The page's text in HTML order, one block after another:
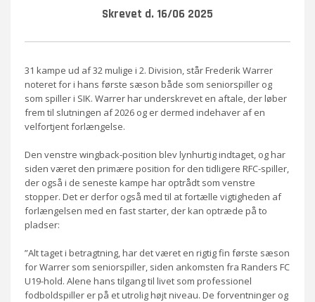
Skrevet d. 16/06 2025
31 kampe ud af 32 mulige i 2. Division, står Frederik Warrer
noteret for i hans første sæson både som seniorspiller og
som spiller i SIK. Warrer har underskrevet en aftale, der løber
frem til slutningen af 2026 og er dermed indehaver af en
velfortjent forlængelse.
Den venstre wingback-position blev lynhurtig indtaget, og har
siden været den primære position for den tidligere RFC-spiller,
der også i de seneste kampe har optrådt som venstre
stopper. Det er derfor også med til at fortælle vigtigheden af
forlængelsen med en fast starter, der kan optræde på to
pladser:
”Alt taget i betragtning, har det været en rigtig fin første sæson
for Warrer som seniorspiller, siden ankomsten fra Randers FC
U19-hold. Alene hans tilgang til livet som professionel
fodboldspiller er på et utrolig højt niveau. De forventninger og